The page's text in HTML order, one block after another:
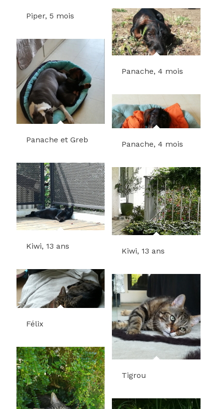
Piper, 5 mois
Panache, 4 mois
Panache et Greb Panache, 4 mois
Kiwi, 13 ans
Kiwi, 13 ans
Félix
Tigrou